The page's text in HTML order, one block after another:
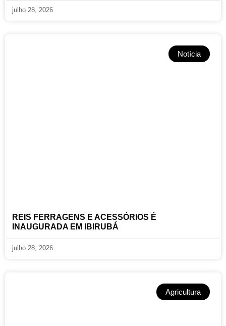
julho 28, 2026
Notícia
REIS FERRAGENS E ACESSÓRIOS É
INAUGURADA EM IBIRUBÁ
julho 28, 2026
Agricultura